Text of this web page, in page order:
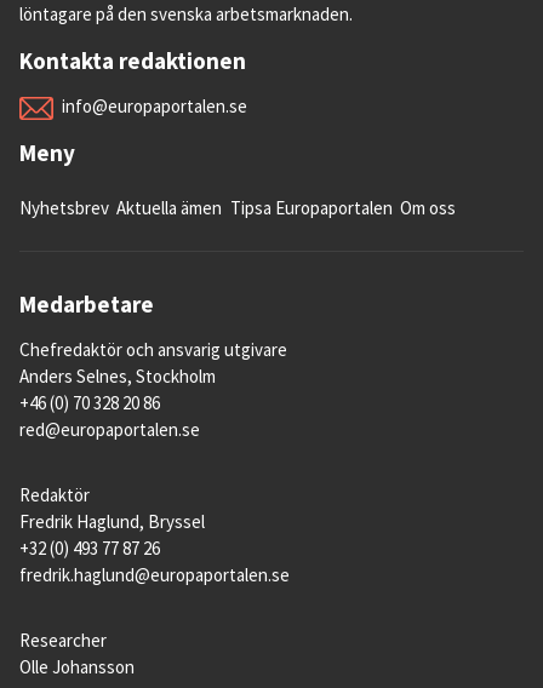
löntagare på den svenska arbetsmarknaden.
Kontakta redaktionen
info@europaportalen.se
Meny
Nyhetsbrev Aktuella ämen Tipsa Europaportalen Om oss
Medarbetare
Chefredaktör och ansvarig utgivare
Anders Selnes, Stockholm
+46 (0) 70 328 20 86
red@europaportalen.se
Redaktör
Fredrik Haglund, Bryssel
+32 (0) 493 77 87 26
fredrik.haglund@europaportalen.se
Researcher
Olle Johansson